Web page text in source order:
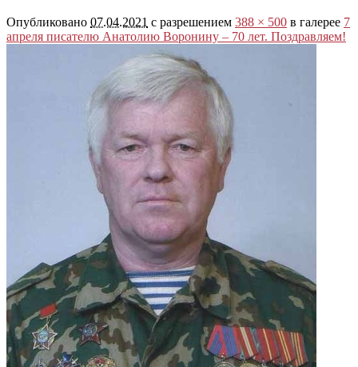
Опубликовано 07.04.2021 с разрешением 388 × 500 в галерее 7
апреля писателю Анатолию Воронину – 70 лет. Поздравляем!